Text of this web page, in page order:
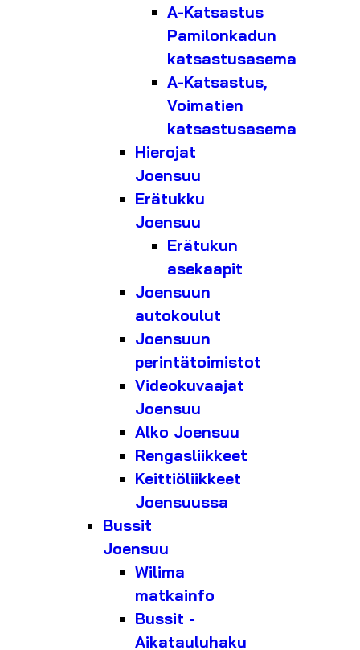
A-Katsastus
Pamilonkadun
katsastusasema
A-Katsastus,
Voimatien
katsastusasema
Hierojat
Joensuu
Erätukku
Joensuu
Erätukun
asekaapit
Joensuun
autokoulut
Joensuun
perintätoimistot
Videokuvaajat
Joensuu
Alko Joensuu
Rengasliikkeet
Keittiöliikkeet
Joensuussa
Bussit
Joensuu
Wilima
matkainfo
Bussit -
Aikatauluhaku